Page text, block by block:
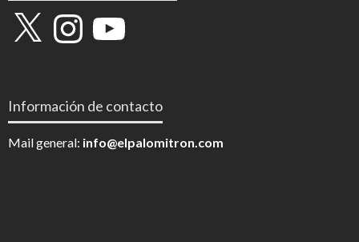
X InstagramYouTube
Información de contacto
Mail general: info@elpalomitron.com